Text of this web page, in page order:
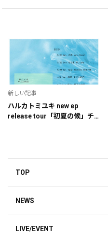
新しい記事
ハルカトミユキ new ep
release tour「初夏の候」チ
TOP
NEWS
LIVE/EVENT